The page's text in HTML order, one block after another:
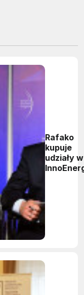
Rafako
kupuje
udziały w